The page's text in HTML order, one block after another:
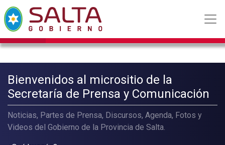
Bienvenidos al micrositio de la
Secretaría de Prensa y Comunicación
Noticias, Partes de Prensa, Discursos, Agenda, Fotos y
Videos del Gobierno de la Provincia de Salta.